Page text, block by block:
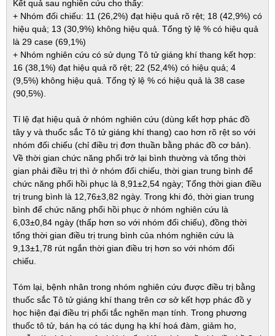
Kết quả sau nghiên cứu cho thấy:
+ Nhóm đối chiếu: 11 (26,2%) đạt hiệu quả rõ rệt; 18 (42,9%) có
hiệu quả; 13 (30,9%) không hiệu quả. Tổng tỷ lệ % có hiệu quả
là 29 case (69,1%)
+ Nhóm nghiên cứu có sử dụng Tô tử giáng khí thang kết hợp:
16 (38,1%) đạt hiệu quả rõ rệt; 22 (52,4%) có hiệu quả; 4
(9,5%) không hiệu quả. Tổng tỷ lệ % có hiệu quả là 38 case
(90,5%).
Tỉ lệ đạt hiệu quả ở nhóm nghiên cứu (dùng kết hợp phác đồ
tây y và thuốc sắc Tô tử giáng khí thang) cao hơn rõ rệt so với
nhóm đối chiếu (chỉ điều trị đơn thuần bằng phác đồ cơ bản).
Về thời gian chức năng phổi trở lại bình thường và tổng thời
gian phải điều trị thì ở nhóm đối chiếu, thời gian trung bình để
chức năng phổi hồi phục là 8,91±2,54 ngày; Tổng thời gian điều
trị trung bình là 12,76±3,82 ngày. Trong khi đó, thời gian trung
bình để chức năng phổi hồi phục ở nhóm nghiên cứu là
6,03±0,84 ngày (thấp hơn so với nhóm đối chiếu), đồng thời
tổng thời gian điều trị trung bình của nhóm nghiên cứu là
9,13±1,78 rút ngắn thời gian điều trị hơn so với nhóm đối
chiếu.
Tóm lại, bệnh nhân trong nhóm nghiên cứu được điều trị bằng
thuốc sắc Tô tử giáng khí thang trên cơ sở kết hợp phác đồ y
học hiện đại điều trị phổi tắc nghẽn mạn tính. Trong phương
thuốc tô tử, bán hạ có tác dụng hạ khí hoá đàm, giảm ho,